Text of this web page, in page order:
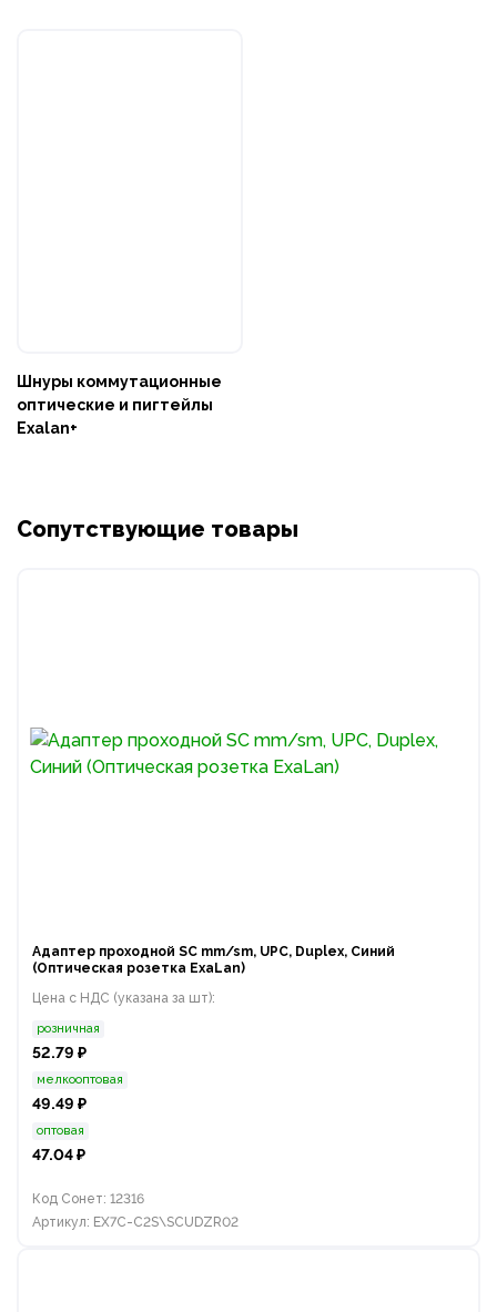
Шнуры коммутационные
оптические и пигтейлы
Exalan+
Сопутствующие товары
Адаптер проходной SC mm/sm, UPC, Duplex, Синий
(Оптическая розетка ExaLan)
Цена с НДС (указана за шт):
розничная
52.79 ₽
мелкооптовая
49.49 ₽
оптовая
47.04 ₽
Код Сонет: 12316
Артикул: EX7C-C2S\SCUDZR02